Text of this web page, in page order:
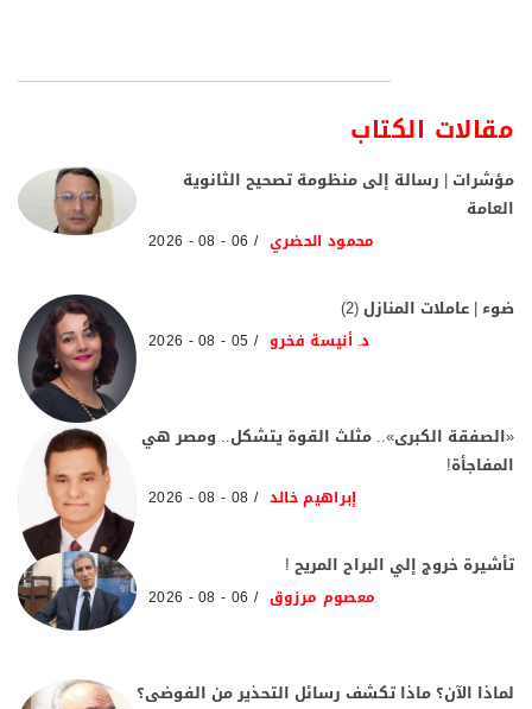
مقالات الكتاب
مؤشرات | رسالة إلى منظومة تصحيح الثانوية
العامة
محمود الحضري 06 - 08 - 2026
ضوء | عاملات المنازل (2)
د. أنيسة فخرو 05 - 08 - 2026
«الصفقة الكبرى».. مثلث القوة يتشكل.. ومصر هي
المفاجأة!
إبراهيم خالد 08 - 08 - 2026
تأشيرة خروج إلي البراح المريح !
معصوم مرزوق 06 - 08 - 2026
لماذا الآن؟ ماذا تكشف رسائل التحذير من الفوضى؟